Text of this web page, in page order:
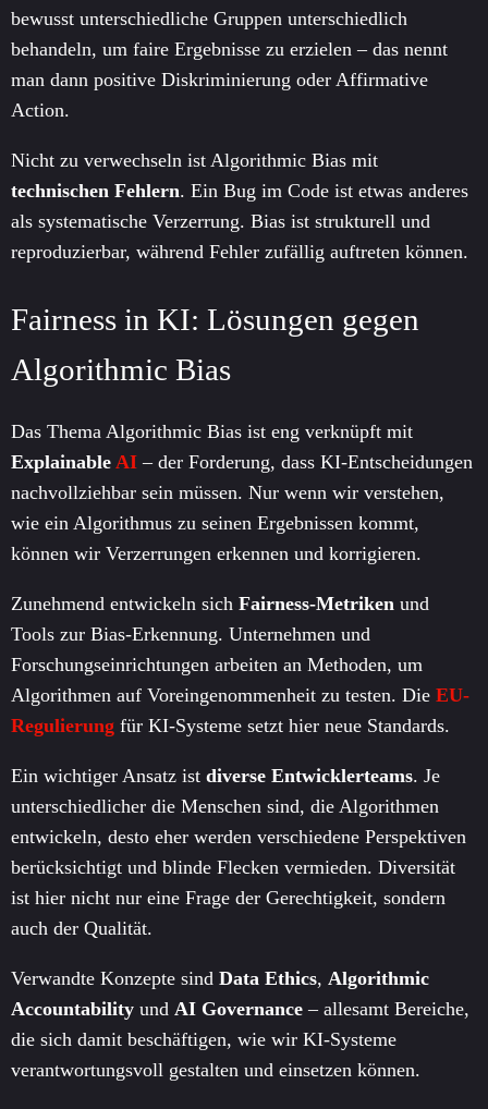
bewusst unterschiedliche Gruppen unterschiedlich
behandeln, um faire Ergebnisse zu erzielen – das nennt
man dann positive Diskriminierung oder Affirmative
Action.
Nicht zu verwechseln ist Algorithmic Bias mit
technischen Fehlern. Ein Bug im Code ist etwas anderes
als systematische Verzerrung. Bias ist strukturell und
reproduzierbar, während Fehler zufällig auftreten können.
Fairness in KI: Lösungen gegen
Algorithmic Bias
Das Thema Algorithmic Bias ist eng verknüpft mit
Explainable AI – der Forderung, dass KI-Entscheidungen
nachvollziehbar sein müssen. Nur wenn wir verstehen,
wie ein Algorithmus zu seinen Ergebnissen kommt,
können wir Verzerrungen erkennen und korrigieren.
Zunehmend entwickeln sich Fairness-Metriken und
Tools zur Bias-Erkennung. Unternehmen und
Forschungseinrichtungen arbeiten an Methoden, um
Algorithmen auf Voreingenommenheit zu testen. Die EU-
Regulierung für KI-Systeme setzt hier neue Standards.
Ein wichtiger Ansatz ist diverse Entwicklerteams. Je
unterschiedlicher die Menschen sind, die Algorithmen
entwickeln, desto eher werden verschiedene Perspektiven
berücksichtigt und blinde Flecken vermieden. Diversität
ist hier nicht nur eine Frage der Gerechtigkeit, sondern
auch der Qualität.
Verwandte Konzepte sind Data Ethics, Algorithmic
Accountability und AI Governance – allesamt Bereiche,
die sich damit beschäftigen, wie wir KI-Systeme
verantwortungsvoll gestalten und einsetzen können.